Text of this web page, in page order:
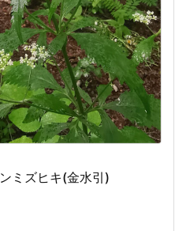
ミズヒキ(金水引)